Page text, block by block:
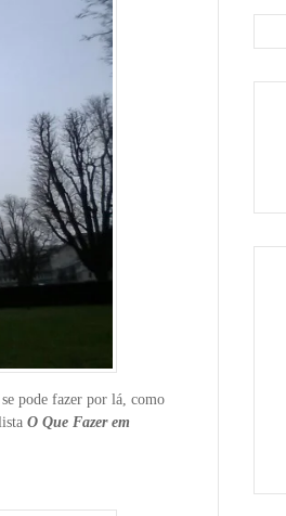
se pode fazer por lá, como
O Que Fazer em